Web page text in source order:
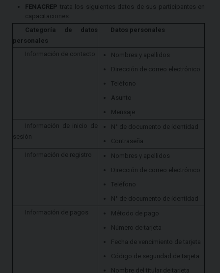
FENACREP trata los siguientes datos de sus participantes en
capacitaciones:
Categoría de datos
personales
Datos personales
Información de contacto
Nombres y apellidos
Dirección de correo electrónico
Teléfono
Asunto
Mensaje
Información de inicio de
sesión
N° de documento de identidad
Contraseña
Información de registro
Nombres y apellidos
Dirección de correo electrónico
Teléfono
N° de documento de identidad
Información de pagos
Método de pago
Número de tarjeta
Fecha de vencimiento de tarjeta
Código de seguridad de tarjeta
Nombre del titular de tarjeta